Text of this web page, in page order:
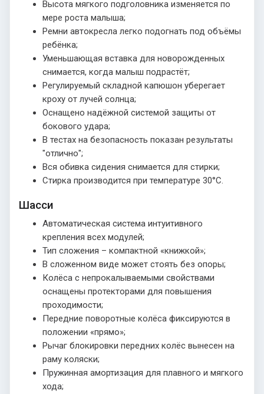
Высота мягкого подголовника изменяется по
мере роста малыша;
Ремни автокресла легко подогнать под объёмы
ребёнка;
Уменьшающая вставка для новорожденных
снимается, когда малыш подрастёт;
Регулируемый складной капюшон уберегает
кроху от лучей солнца;
Оснащено надёжной системой защиты от
бокового удара;
В тестах на безопасность показан результаты
"отлично";
Вся обивка сидения снимается для стирки;
Стирка производится при температуре 30°С.
Шасси
Автоматическая система интуитивного
крепления всех модулей;
Тип сложения – компактной «книжкой»;
В сложенном виде может стоять без опоры;
Колёса с непрокалываемыми свойствами
оснащены протекторами для повышения
проходимости;
Передние поворотные колёса фиксируются в
положении «прямо»;
Рычаг блокировки передних колёс вынесен на
раму коляски;
Пружинная амортизация для плавного и мягкого
хода;